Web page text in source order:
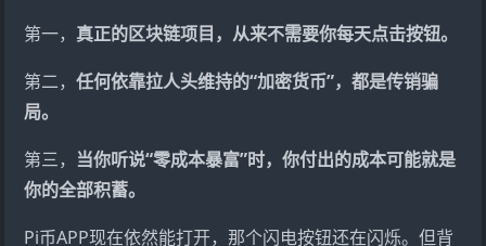
第一， 真正的区块链项目，从来不需要你每天点击按钮。
第二，任何依靠拉人头维持的“加密货币”，都是传销骗
局。
第三， 当你听说“零成本暴富”时，你付出的成本可能就是
你的全部积蓄。
Pi币APP现在依然能打开，那个闪电按钮还在闪烁。但背